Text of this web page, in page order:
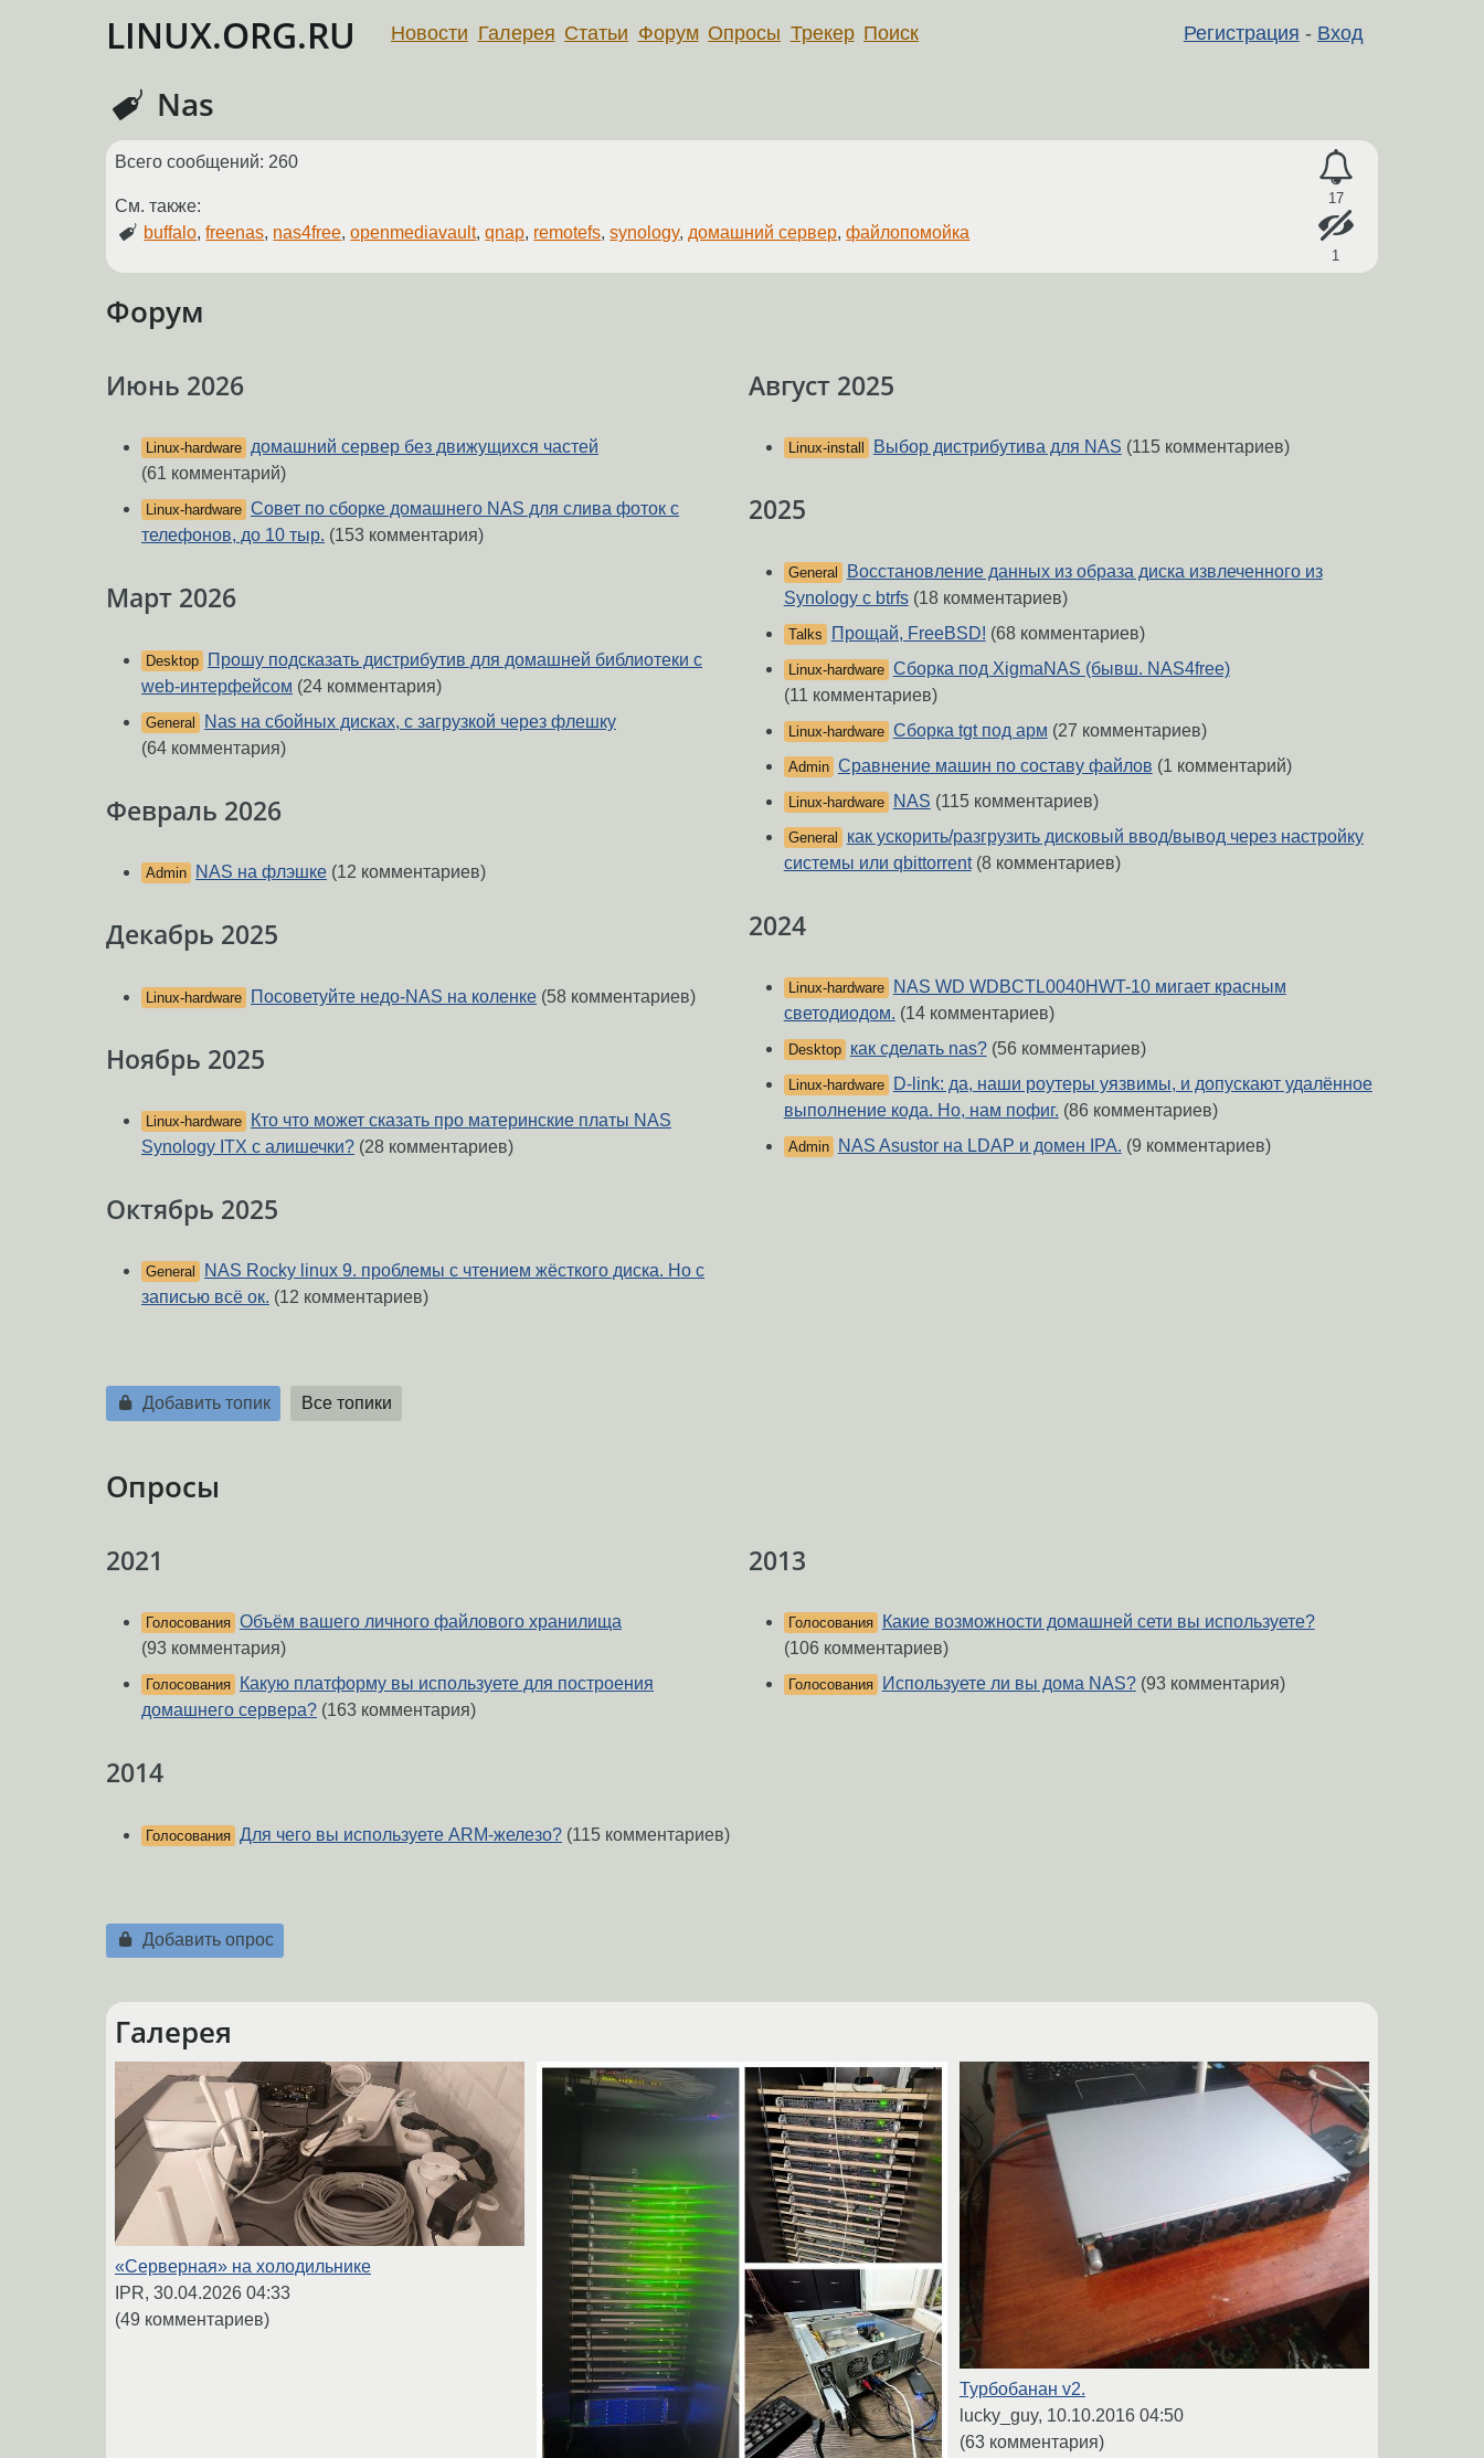
LINUX.ORG.RU Регистрация - Вход
Новости Галерея Статьи Форум Опросы Трекер Поиск
Nas
17
1
Всего сообщений: 260
См. также:
buffalo,freenas, nas4free,openmediavault,qnap, remotefs,synology, домашний сервер,файлопомойка
Форум
Июнь 2026
Linux-hardware домашний сервер без движущихся частей
(61 комментарий)
Linux-hardware Совет по сборке домашнего NAS для слива фоток с
телефонов, до 10 тыр. (153 комментария)
Март 2026
Desktop
Прошу подсказать дистрибутив для домашней библиотеки с
web-интерфейсом (24 комментария)
General
Nas на сбойных дисках, с загрузкой через флешку
(64 комментария)
Февраль 2026
Admin NAS на флэшке (12 комментариев)
Декабрь 2025
Linux-hardware Посоветуйте недо-NAS на коленке (58 комментариев)
Ноябрь 2025
Linux-hardware
Кто что может сказать про материнские платы NAS
Synology ITX с алишечки? (28 комментариев)
Октябрь 2025
General
NAS Rocky linux 9. проблемы с чтением жёсткого диска. Но с
записью всё ок. (12 комментариев)
Август 2025
Linux-install Выбор дистрибутива для NAS (115 комментариев)
2025
General
Восстановление данных из образа диска извлеченного из
Synology c btrfs(18 комментариев)
Talks Прощай, FreeBSD! (68 комментариев)
Linux-hardware Сборка под XigmaNAS (бывш. NAS4free)
(11 комментариев)
Linux-hardware Сборка tgt под арм (27 комментариев)
Admin Сравнение машин по составу файлов (1 комментарий)
Linux-hardware NAS (115 комментариев)
General
как ускорить/разгрузить дисковый ввод/вывод через настройку
системы или qbittorrent(8 комментариев)
2024
Linux-hardware
NAS WD WDBCTL0040HWT-10 мигает красным
светодиодом. (14 комментариев)
Desktop как сделать nas?(56 комментариев)
Linux-hardware
D-link: да, наши роутеры уязвимы, и допускают удалённое
выполнение кода. Но, нам пофиг. (86 комментариев)
Admin NAS Asustor на LDAP и домен IPA. (9 комментариев)
Добавить топик Все топики
Опросы
2021
Голосования Объём вашего личного файлового хранилища
(93 комментария)
Голосования
Какую платформу вы используете для построения
домашнего сервера? (163 комментария)
2014
Голосования Для чего вы используете ARM-железо? (115 комментариев)
2013
Голосования
Какие возможности домашней сети вы используете?
(106 комментариев)
Голосования Используете ли вы дома NAS?(93 комментария)
Добавить опрос
Галерея
«Серверная» на холодильнике
IPR, 30.04.2026 04:33
(49 комментариев)
Турбобанан v2.
lucky_guy, 10.10.2016 04:50
(63 комментария)